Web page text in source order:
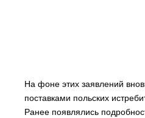
На фоне этих заявлений
поставками польских
Ранее появлялись